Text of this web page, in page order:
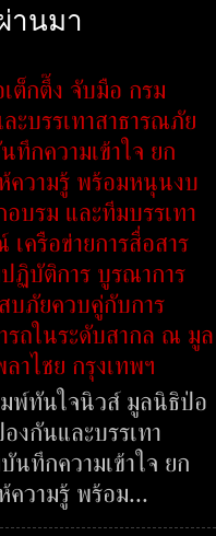
านมา
ต็กตึ๊ง จับมือ กรม
ะบรรเทาสาธารณภัย
ทึกความเข้าใจ ยก
ความรู้ พร้อมหนุนงบ
บรม และทีมบรรเทา
ครือข่ายการสื่อสาร
ฏิบัติการ บูรณาการ
บภัยควบคู่กับการ
รถในระดับสากล ณ มูล
าไชย กรุงเทพฯ
พ์ทันใจนิวส์ มูลนิธิป่อ
งกันและบรรเทา
นทึกความเข้าใจ ยก
ความรู้ พร้อม...